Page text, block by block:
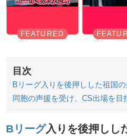
目次
Bリーグ入りを後押しした祖国
同胞の声援を受け、CS出場を目
Bリーグ入りを後押しし